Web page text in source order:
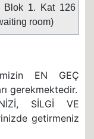
Blok 1. Kat 126
room)
EN GEÇ
gerekmektedir.
SİLGİ VE
getirmeniz